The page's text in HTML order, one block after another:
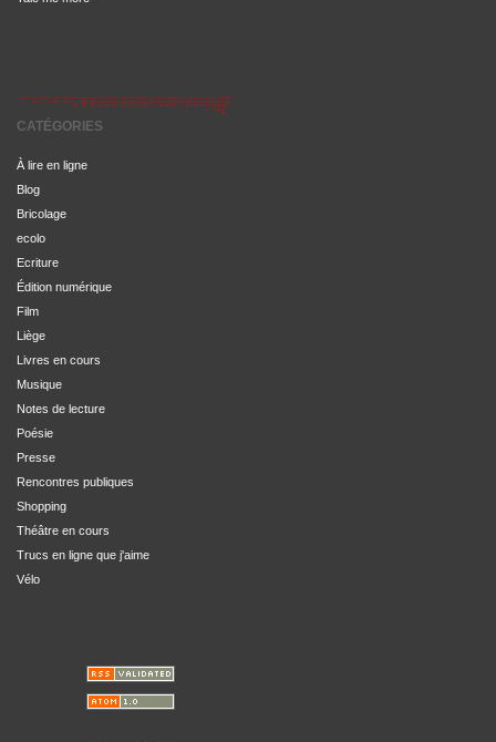
CATÉGORIES
À lire en ligne
Blog
Bricolage
ecolo
Ecriture
Édition numérique
Film
Liège
Livres en cours
Musique
Notes de lecture
Poésie
Presse
Rencontres publiques
Shopping
Théâtre en cours
Trucs en ligne que j'aime
Vélo